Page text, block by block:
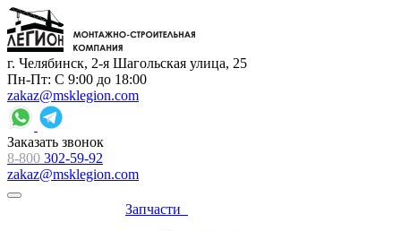
г. Челябинск, 2-я Шагольская улица, 25
Пн-Пт: С 9:00 до 18:00
zakaz@msklegion.com
Заказать звонок
8-800 302-59-92
zakaz@msklegion.com
Запчасти